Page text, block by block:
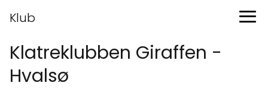
Klub
Klatreklubben Giraffen -
Hvalsø